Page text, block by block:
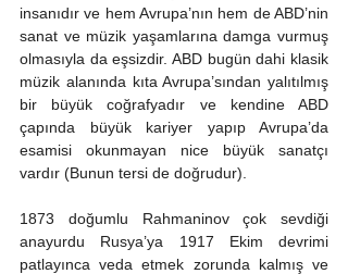
insanıdır ve hem Avrupa’nın hem de ABD’nin
sanat ve müzik yaşamlarına damga vurmuş
olmasıyla da eşsizdir. ABD bugün dahi klasik
müzik alanında kıta Avrupa’sından yalıtılmış
bir büyük coğrafyadır ve kendine ABD
çapında büyük kariyer yapıp Avrupa’da
esamisi okunmayan nice büyük sanatçı
vardır (Bunun tersi de doğrudur).
1873 doğumlu Rahmaninov çok sevdiği
anayurdu Rusya’ya 1917 Ekim devrimi
patlayınca veda etmek zorunda kalmış ve